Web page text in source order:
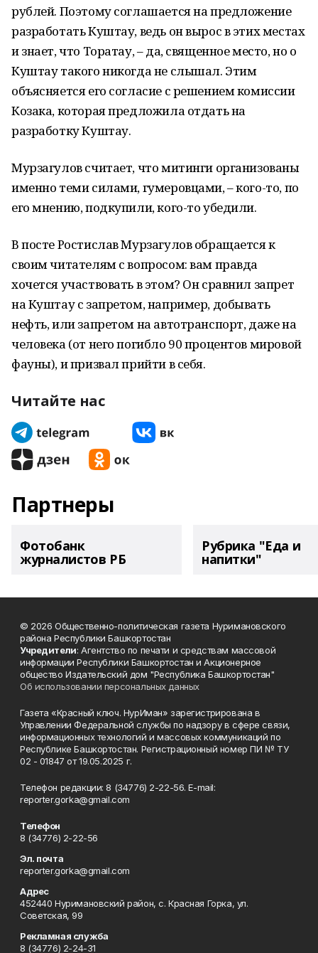
рублей. Поэтому соглашается на предложение
разработать Куштау, ведь он вырос в этих местах
и знает, что Торатау, – да, священное место, но о
Куштау такого никогда не слышал. Этим
объясняется его согласие с решением комиссии
Козака, которая предложила отдать на
разработку Куштау.
Мурзагулов считает, что митинги организованы
именно теми силами, гумеровцами, – кого-то, по
его мнению, подкупили, кого-то убедили.
В посте Ростислав Мурзагулов обращается к
своим читателям с вопросом: вам правда
хочется участвовать в этом? Он сравнил запрет
на Куштау с запретом, например, добывать
нефть, или запретом на автотранспорт, даже на
человека (от него погибло 90 процентов мировой
фауны), и призвал прийти в себя.
Читайте нас
Партнеры
Фотобанк
журналистов РБ
Рубрика "Еда и
напитки"
© 2026 Общественно-политическая газета Нуримановского
района Республики Башкортостан
Учредители: Агентство по печати и средствам массовой
информации Республики Башкортостан и Акционерное
общество Издательский дом "Республика Башкортостан"
Об использовании персональных данных
Газета «Красный ключ. НурИман» зарегистрирована в
Управлении Федеральной службы по надзору в сфере связи,
информационных технологий и массовых коммуникаций по
Республике Башкортостан. Регистрационный номер ПИ № ТУ
02 - 01847 от 19.05.2025 г.
Телефон редакции: 8 (34776) 2-22-56. E-mail:
reporter.gorka@gmail.com
Телефон
8 (34776) 2-22-56
Эл. почта
reporter.gorka@gmail.com
Адрес
452440 Нуримановский район, с. Красная Горка, ул.
Советская, 99
Рекламная служба
8 (34776) 2-24-31